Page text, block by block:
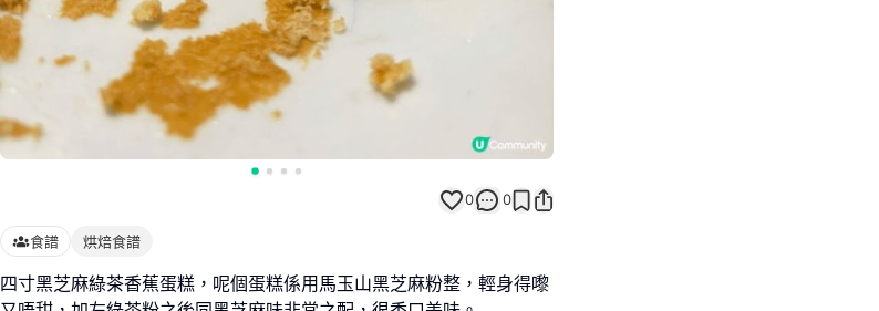
0 0
食譜 烘焙食譜
四寸黑芝麻綠茶香蕉蛋糕，呢個蛋糕係用馬玉山黑芝麻粉整，輕身得嚟